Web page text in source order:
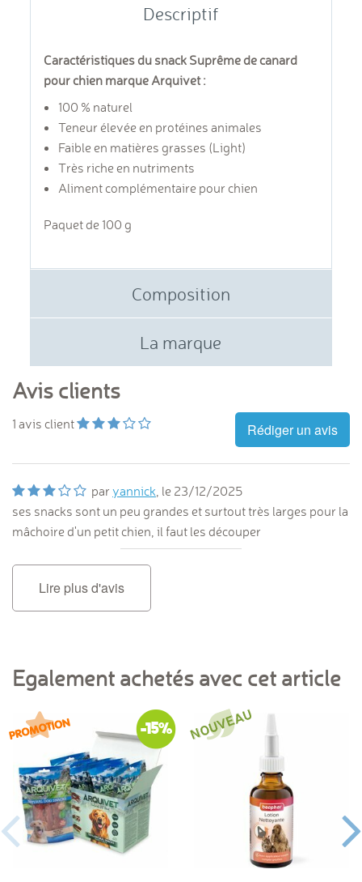
Descriptif
Caractéristiques du snack Suprême de canard
pour chien marque Arquivet :
100 % naturel
Teneur élevée en protéines animales
Faible en matières grasses (Light)
Très riche en nutriments
Aliment complémentaire pour chien
Paquet de 100 g
Composition
La marque
Avis clients
1 avis client Rédiger un avis
par yannick, le 23/12/2025
ses snacks sont un peu grandes et surtout très larges pour la
mâchoire d'un petit chien, il faut les découper
Lire plus d'avis
Egalement achetés avec cet article
-15%